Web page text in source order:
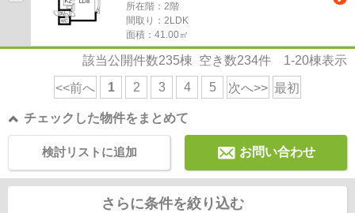
所在階：2階
間取り：2LDK
面積：41.00㎡
該当公開件数235棟 空き数234件 1-20棟表示
<<前へ 1 2 3 4 5 次へ>> 最初
チェックした物件をまとめて
お問い合わせ
検討リストに追加
さらに条件を絞り込む